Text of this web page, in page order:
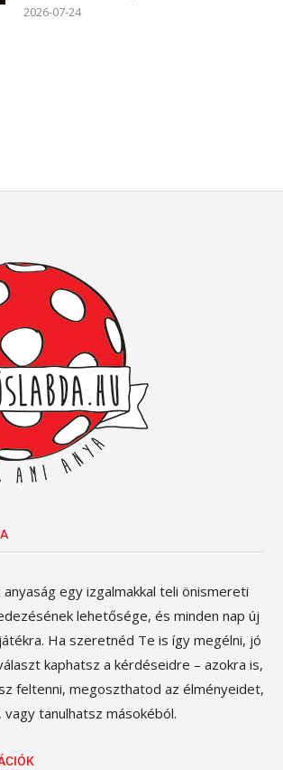
2026-07-24
egy izgalmakkal teli önismereti
lehetősége, és minden nap új
Ha szeretnéd Te is így megélni, jó
kaphatsz a kérdéseidre – azokra is,
feltenni, megoszthatod az élményeidet,
tanulhatsz másokéból.